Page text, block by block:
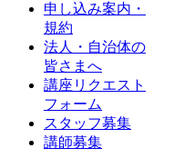
申し込み案内・
規約
法人・自治体の
皆さまへ
講座リクエスト
フォーム
スタッフ募集
講師募集